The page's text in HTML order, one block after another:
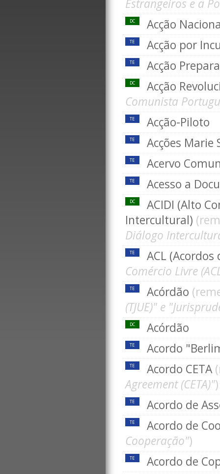
Estrangeiros e a
DC Acção
TE Acção por
TE Acção
DC
Acção
Comunista
TE Acção-Piloto
TE Acções Marie
TE Acervo
TE Acesso a
DC
ACIDI (Alto
Intercultural)
Diálogo
TE
ACL
Comércio Livre
TE Acórdão
(TJUE)" e
DC Acórdão
TE Acordo
TE Acordo CETA
Agreement (CETA)")
TE Acordo de
TE
Acordo de
Cooperação")
TE Acordo de